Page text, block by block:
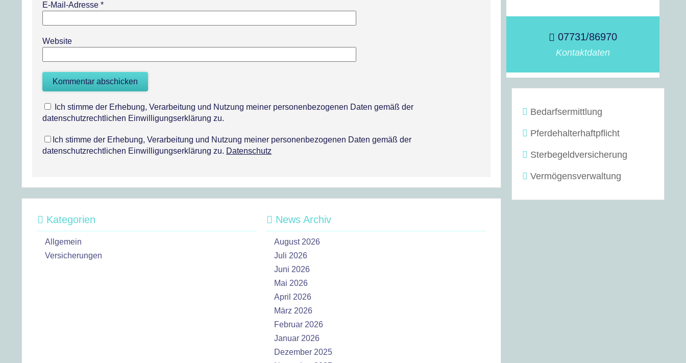
07731/86970
Kontaktdaten
Bedarfsermittlung
Pferdehalterhaftpflicht
Sterbegeldversicherung
Vermögensverwaltung
E-Mail-Adresse *
Website
Ich stimme der Erhebung, Verarbeitung und Nutzung meiner personenbezogenen Daten gemäß der
datenschutzrechtlichen Einwilligungserklärung zu.
Ich stimme der Erhebung, Verarbeitung und Nutzung meiner personenbezogenen Daten gemäß der
datenschutzrechtlichen Einwilligungserklärung zu. Datenschutz
Kategorien
Allgemein
Versicherungen
News Archiv
August 2026
Juli 2026
Juni 2026
Mai 2026
April 2026
März 2026
Februar 2026
Januar 2026
Dezember 2025